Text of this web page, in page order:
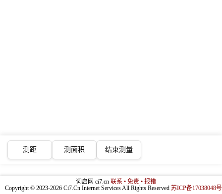
测距 测面积 结束测量
词启网 ci7.cn 联系 • 免责 • 报错
Copyright © 2023-2026 Ci7.Cn Internet Services All Rights Reserved 苏ICP备17038048